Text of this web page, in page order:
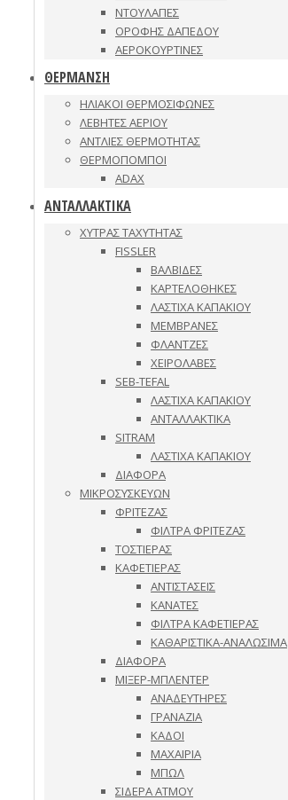
ΝΤΟΥΛΑΠΕΣ
ΟΡΟΦΗΣ ΔΑΠΕΔΟΥ
ΑΕΡΟΚΟΥΡΤΙΝΕΣ
ΘΕΡΜΑΝΣΗ
ΗΛΙΑΚΟΙ ΘΕΡΜΟΣΙΦΩΝΕΣ
ΛΕΒΗΤΕΣ ΑΕΡΙΟΥ
ΑΝΤΛΙΕΣ ΘΕΡΜΟΤΗΤΑΣ
ΘΕΡΜΟΠΟΜΠΟΙ
ADAX
ΑΝΤΑΛΛΑΚΤΙΚΑ
ΧΥΤΡΑΣ ΤΑΧΥΤΗΤΑΣ
FISSLER
ΒΑΛΒΙΔΕΣ
ΚΑΡΤΕΛΟΘΗΚΕΣ
ΛΑΣΤΙΧΑ ΚΑΠΑΚΙΟΥ
ΜΕΜΒΡΑΝΕΣ
ΦΛΑΝΤΖΕΣ
ΧΕΙΡΟΛΑΒΕΣ
SEB-TEFAL
ΛΑΣΤΙΧΑ ΚΑΠΑΚΙΟΥ
ΑΝΤΑΛΛΑΚΤΙΚΑ
SITRAM
ΛΑΣΤΙΧΑ ΚΑΠΑΚΙΟΥ
ΔΙΑΦΟΡΑ
ΜΙΚΡΟΣΥΣΚΕΥΩΝ
ΦΡΙΤΕΖΑΣ
ΦΙΛΤΡΑ ΦΡΙΤΕΖΑΣ
ΤΟΣΤΙΕΡΑΣ
ΚΑΦΕΤΙΕΡΑΣ
ΑΝΤΙΣΤΑΣΕΙΣ
ΚΑΝΑΤΕΣ
ΦΙΛΤΡΑ ΚΑΦΕΤΙΕΡΑΣ
ΚΑΘΑΡΙΣΤΙΚΑ-ΑΝΑΛΩΣΙΜΑ
ΔΙΑΦΟΡΑ
ΜΙΞΕΡ-ΜΠΛΕΝΤΕΡ
ΑΝΑΔΕΥΤΗΡΕΣ
ΓΡΑΝΑΖΙΑ
ΚΑΔΟΙ
ΜΑΧΑΙΡΙΑ
ΜΠΩΛ
ΣΙΔΕΡΑ ΑΤΜΟΥ